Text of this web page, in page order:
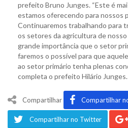
prefeito Bruno Junges. “Este é
estamos oferecendo para nossos
Continuaremos trabalhando para
os setores da agricultura de nosso
grande importância que o setor
faremos o possível para que
ao setor primário tenha plenas
completa o prefeito Hilário Junges.
Compartilhar Compartilhar
Compartilhar no Twitter